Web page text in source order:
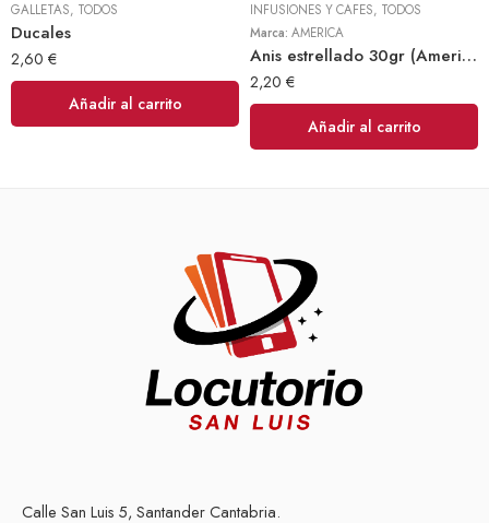
GALLETAS, TODOS
Ducales
2,60 €
Añadir al carrito
INFUSIONES Y CAFES, TODOS
Marca: AMERICA
Anis estrellado 30gr (America)
2,20 €
Añadir al carrito
Calle San Luis 5, Santander Cantabria.